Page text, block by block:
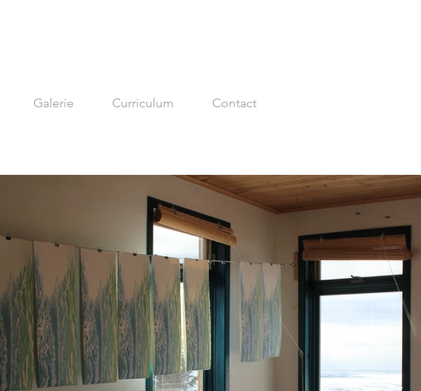
Galerie Curriculum Contact